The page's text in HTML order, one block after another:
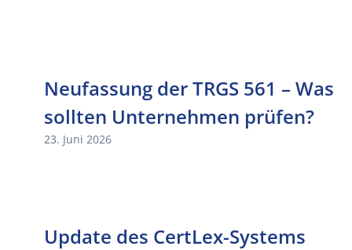
Neufassung der TRGS 561 – Was
sollten Unternehmen prüfen?
23. Juni 2026
Update des CertLex-Systems